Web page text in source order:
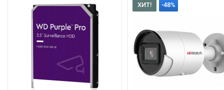
ХИТ! -48%